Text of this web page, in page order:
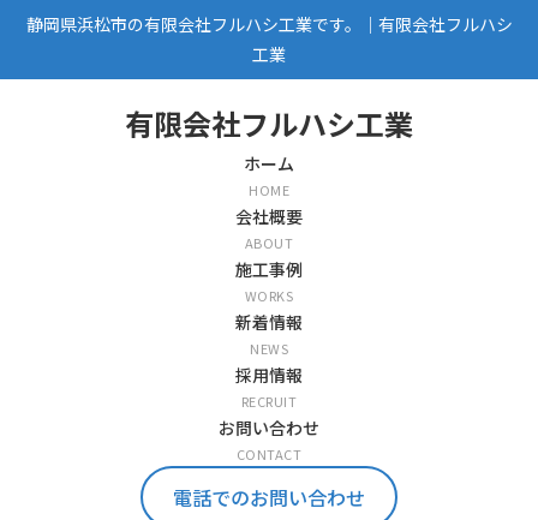
静岡県浜松市の有限会社フルハシ工業です。｜有限会社フルハシ
工業
有限会社フルハシ工業
ホーム
HOME
会社概要
ABOUT
施工事例
WORKS
新着情報
NEWS
採用情報
RECRUIT
お問い合わせ
CONTACT
電話でのお問い合わせ